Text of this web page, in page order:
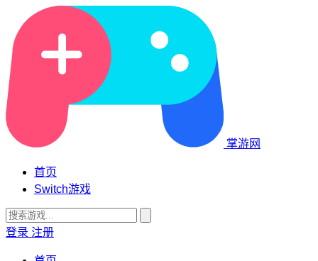
掌游网
首页
Switch游戏
登录 注册